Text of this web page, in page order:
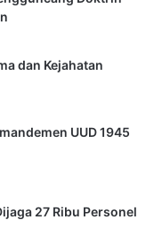
dan Kejahatan
UUD 1945
27 Ribu Personel